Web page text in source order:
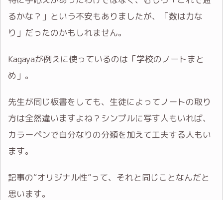
るかな？」という不安もありましたが、「数は力な
り」だったのかもしれません。
Kagayaが例えに使っているのは「学校のノートまと
め」。
先生が同じ板書をしても、生徒によってノートの取り
方は全然違いますよね？シンプルに写す人もいれば、
カラーペンで自分なりの分類を加えて工夫する人もい
ます。
記事の“オリジナル性”って、それと同じことなんだと
思います。